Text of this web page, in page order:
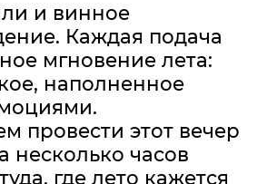
и винное
Каждая подача
мгновение лета:
наполненное
провести этот вечер
несколько часов
где лето кажется